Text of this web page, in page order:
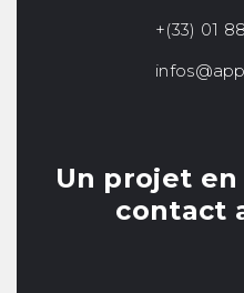
+(33) 01
Un projet
contact